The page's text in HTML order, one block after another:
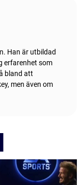
Han är utbildad
erfarenhet som
bland att
men även om